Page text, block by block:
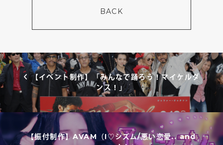
BACK
投稿ナビゲーション
【イベント制作】「みんなで踊ろう！マイケルダ
ンス！」
【振付制作】AVAM（I♡シズム/悪い恋愛.. and